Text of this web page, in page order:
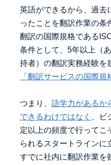
英語ができるから、過去
ったことを翻訳作業の条
翻訳の国際規格である
条件として、5年以上（
持者）の翻訳実務経験を
「翻訳サービスの国際規
つまり、 語学力があるか
できるわけではなく
、
定以上の頻度で行ってこ
られるスタートラインに
すでに社内に翻訳作業を